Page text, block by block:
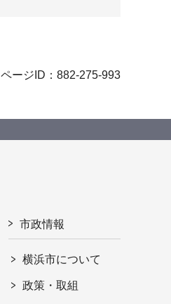
ページID：882-275-993
市政情報
横浜市について
政策・取組